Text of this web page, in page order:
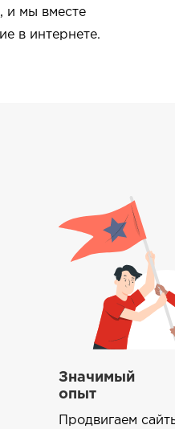
и мы вместе
в интернете.
Значимый
опыт
Продвигаем